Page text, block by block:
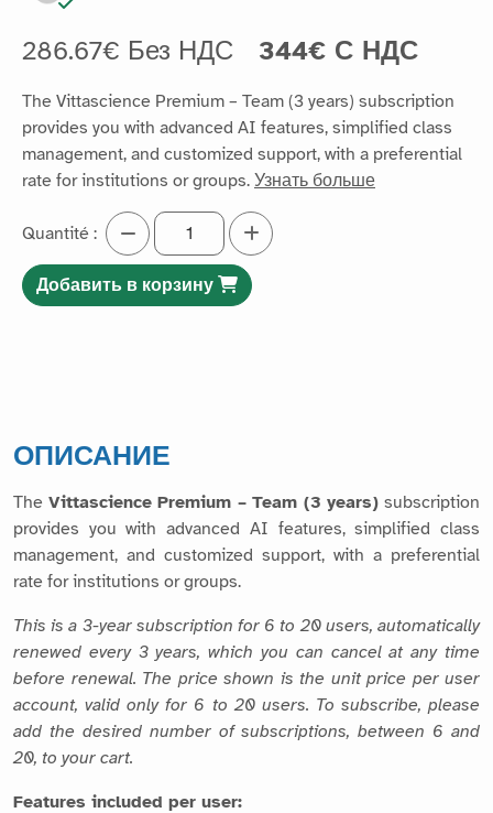
286.67€ Без НДС 344€ С НДС
The Vittascience Premium – Team (3 years) subscription
provides you with advanced AI features, simplified class
management, and customized support, with a preferential
rate for institutions or groups. Узнать больше
Quantité :
Добавить в корзину
ОПИСАНИЕ
The Vittascience Premium – Team (3 years) subscription
provides you with advanced AI features, simplified class
management, and customized support, with a preferential
rate for institutions or groups.
This is a 3-year subscription for 6 to 20 users, automatically
renewed every 3 years, which you can cancel at any time
before renewal. The price shown is the unit price per user
account, valid only for 6 to 20 users. To subscribe, please
add the desired number of subscriptions, between 6 and
20, to your cart.
Features included per user: